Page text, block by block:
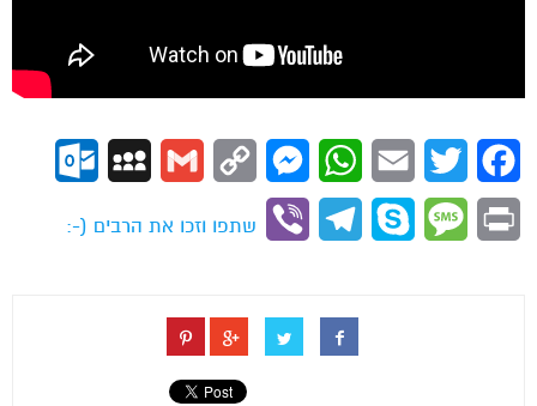
Facebook
Twitter
Email
WhatsApp
Messenger
Copy
Gmail
MySpace
Print
Message
Skype
Telegram
Viber
שתפו וזכו את הרבים (-: